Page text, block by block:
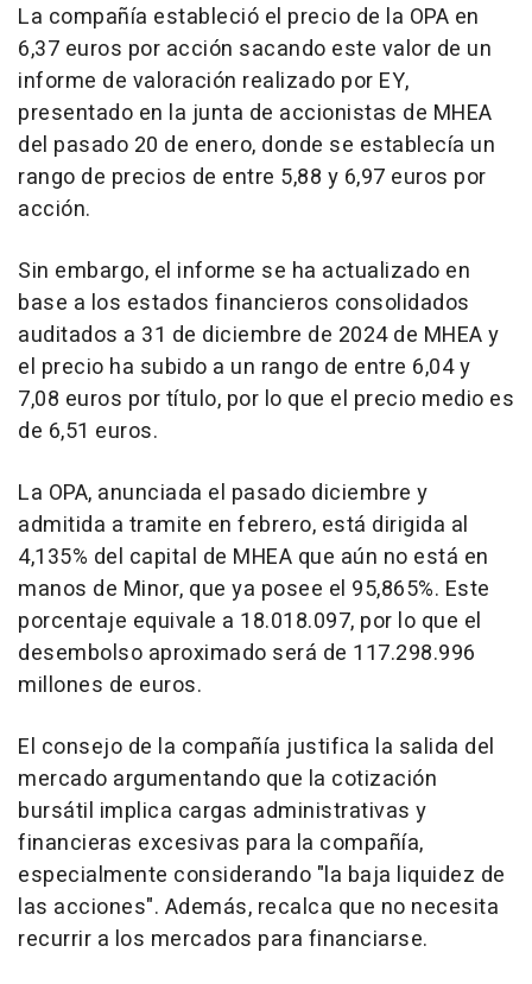
La compañía estableció el precio de la OPA en
6,37 euros por acción sacando este valor de un
informe de valoración realizado por EY,
presentado en la junta de accionistas de MHEA
del pasado 20 de enero, donde se establecía un
rango de precios de entre 5,88 y 6,97 euros por
acción.
Sin embargo, el informe se ha actualizado en
base a los estados financieros consolidados
auditados a 31 de diciembre de 2024 de MHEA y
el precio ha subido a un rango de entre 6,04 y
7,08 euros por título, por lo que el precio medio es
de 6,51 euros.
La OPA, anunciada el pasado diciembre y
admitida a tramite en febrero, está dirigida al
4,135% del capital de MHEA que aún no está en
manos de Minor, que ya posee el 95,865%. Este
porcentaje equivale a 18.018.097, por lo que el
desembolso aproximado será de 117.298.996
millones de euros.
El consejo de la compañía justifica la salida del
mercado argumentando que la cotización
bursátil implica cargas administrativas y
financieras excesivas para la compañía,
especialmente considerando "la baja liquidez de
las acciones". Además, recalca que no necesita
recurrir a los mercados para financiarse.